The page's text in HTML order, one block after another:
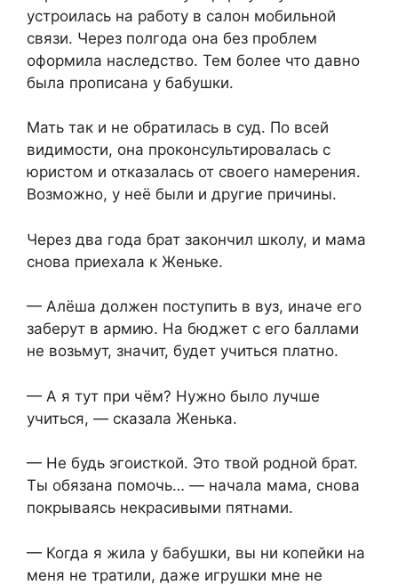
устроилась на работу в салон мобильной
связи. Через полгода она без проблем
оформила наследство. Тем более что давно
была прописана у бабушки.
Мать так и не обратилась в суд. По всей
видимости, она проконсультировалась с
юристом и отказалась от своего намерения.
Возможно, у неё были и другие причины.
Через два года брат закончил школу, и мама
снова приехала к Женьке.
— Алёша должен поступить в вуз, иначе его
заберут в армию. На бюджет с его баллами
не возьмут, значит, будет учиться платно.
— А я тут при чём? Нужно было лучше
учиться, — сказала Женька.
— Не будь эгоисткой. Это твой родной брат.
Ты обязана помочь… — начала мама, снова
покрываясь некрасивыми пятнами.
— Когда я жила у бабушки, вы ни копейки на
меня не тратили, даже игрушки мне не